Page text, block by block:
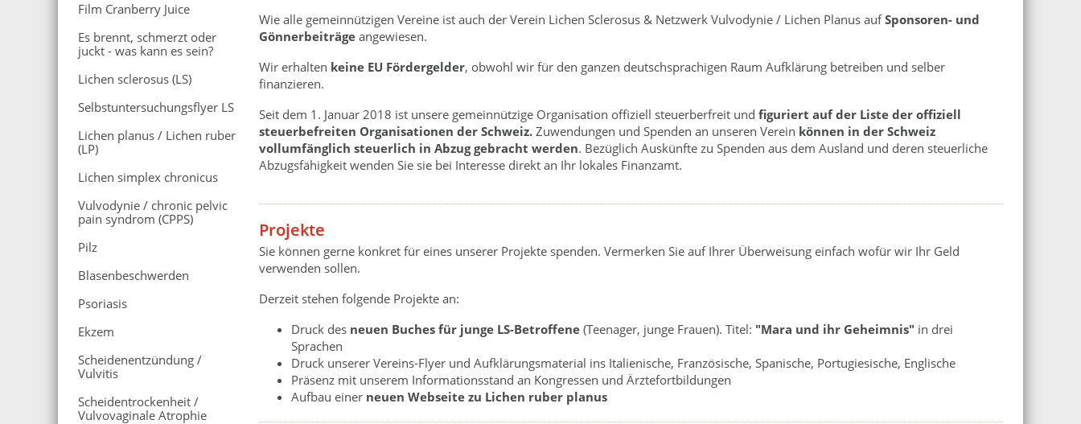
Film Cranberry Juice
Es brennt, schmerzt oder
juckt - was kann es sein?
Lichen sclerosus (LS)
Selbstuntersuchungsflyer LS
Lichen planus / Lichen ruber
(LP)
Lichen simplex chronicus
Vulvodynie / chronic pelvic
pain syndrom (CPPS)
Pilz
Blasenbeschwerden
Psoriasis
Ekzem
Scheidenentzündung /
Vulvitis
Scheidentrockenheit /
Vulvovaginale Atrophie
Wie alle gemeinnützigen Vereine ist auch der Verein Lichen Sclerosus & Netzwerk Vulvodynie / Lichen Planus aufSponsoren- und
Gönnerbeiträge angewiesen.
Wir erhalten keine EU Fördergelder, obwohl wir für den ganzen deutschsprachigen Raum Aufklärung betreiben und selber
finanzieren.
Seit dem 1. Januar 2018 ist unsere gemeinnützige Organisation offiziell steuerberfreit und figuriert auf der Liste der offiziell
steuerbefreiten Organisationen der Schweiz. Zuwendungen und Spenden an unseren Verein können in der Schweiz
vollumfänglich steuerlich in Abzug gebracht werden. Bezüglich Auskünfte zu Spenden aus dem Ausland und deren steuerliche
Abzugsfähigkeit wenden Sie sie bei Interesse direkt an Ihr lokales Finanzamt.
Projekte
Sie können gerne konkret für eines unserer Projekte spenden. Vermerken Sie auf Ihrer Überweisung einfach wofür wir Ihr Geld
verwenden sollen.
Derzeit stehen folgende Projekte an:
Druck des neuen Buches für junge LS-Betroffene (Teenager, junge Frauen). Titel: "Mara und ihr Geheimnis" in drei
Sprachen
Druck unserer Vereins-Flyer und Aufklärungsmaterial ins Italienische, Französische, Spanische, Portugiesische, Englische
Präsenz mit unserem Informationsstand an Kongressen und Ärztefortbildungen
Aufbau einer neuen Webseite zu Lichen ruber planus